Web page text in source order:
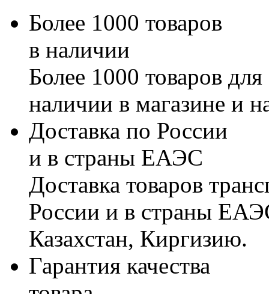
Более 1000 товаров
в наличии
Более 1000 товаров
наличии в магазине и
Доставка по России
и в страны ЕАЭС
Доставка товаров
России и в страны
Казахстан, Киргизию.
Гарантия качества